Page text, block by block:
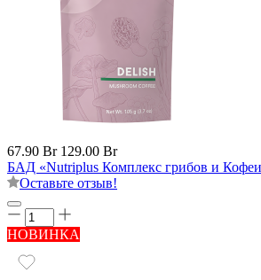
67.90 Br 129.00 Br
БАД «Nutriplus Комплекс грибов и
Оставьте отзыв!
НОВИНКА